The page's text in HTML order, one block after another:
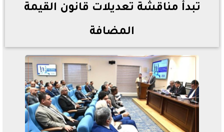
تبدأ مناقشة تعديلات قانون القيمة
المضافة